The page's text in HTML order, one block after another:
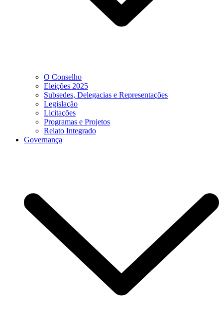
O Conselho
Eleições 2025
Subsedes, Delegacias e Representações
Legislação
Licitações
Programas e Projetos
Relato Integrado
Governança